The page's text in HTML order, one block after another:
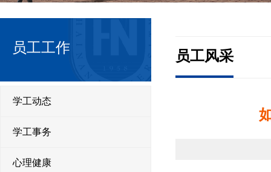
员工工作
学工动态
学工事务
心理健康
员工风采